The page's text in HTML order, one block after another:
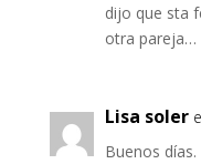
dijo que sta
otra pareja…
Lisa soler
Buenos